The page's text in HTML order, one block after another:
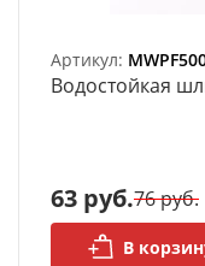
Артикул:
Bодостойкая
63 руб.76 руб.
В